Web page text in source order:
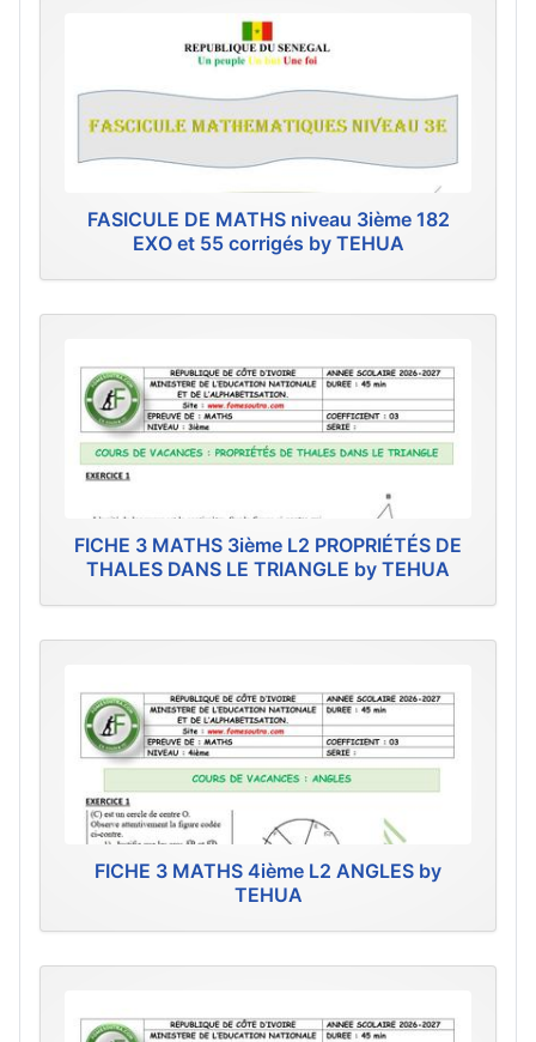
FASICULE DE MATHS niveau 3ième 182
EXO et 55 corrigés by TEHUA
FICHE 3 MATHS 3ième L2 PROPRIÉTÉS DE
THALES DANS LE TRIANGLE by TEHUA
FICHE 3 MATHS 4ième L2 ANGLES by
TEHUA